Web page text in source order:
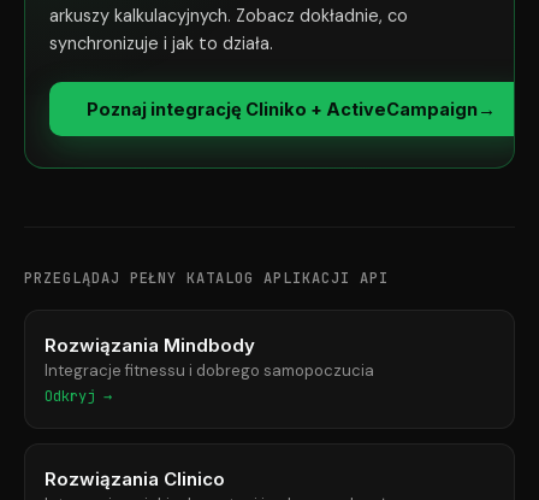
arkuszy kalkulacyjnych. Zobacz dokładnie, co
synchronizuje i jak to działa.
Poznaj integrację Cliniko + ActiveCampaign→
PRZEGLĄDAJ PEŁNY KATALOG APLIKACJI API
Rozwiązania Mindbody
Integracje fitnessu i dobrego samopoczucia
Odkryj →
Rozwiązania Clinico